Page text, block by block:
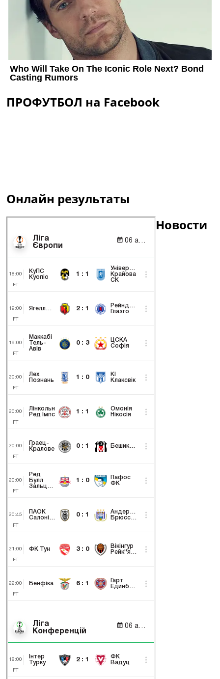
ПРОФУТБОЛ на Facebook
Онлайн результаты
Новости